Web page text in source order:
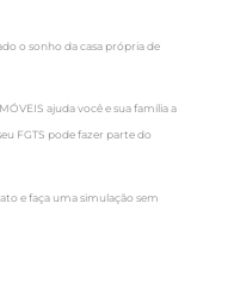
o sonho da casa própria de
ajuda você e sua família a
FGTS pode fazer parte do
e faça uma simulação sem